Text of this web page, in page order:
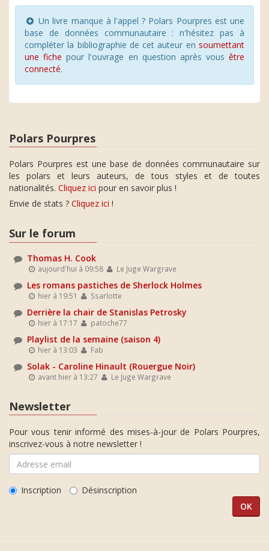
Un livre manque à l'appel ? Polars Pourpres est une
base de données communautaire : n'hésitez pas à
compléter la bibliographie de cet auteur en soumettant
une fiche pour l'ouvrage en question après vous être
connecté.
Polars Pourpres
Polars Pourpres est une base de données communautaire sur
les polars et leurs auteurs, de tous styles et de toutes
nationalités. Cliquez ici pour en savoir plus !
Envie de stats ? Cliquez ici !
Sur le forum
Thomas H. Cook
aujourd'hui à 09:58 Le Juge Wargrave
Les romans pastiches de Sherlock Holmes
hier à 19:51 Ssarlotte
Derrière la chair de Stanislas Petrosky
hier à 17:17 patoche77
Playlist de la semaine (saison 4)
hier à 13:03 Fab
Solak - Caroline Hinault (Rouergue Noir)
avant hier à 13:27 Le Juge Wargrave
Newsletter
Pour vous tenir informé des mises-à-jour de Polars Pourpres,
inscrivez-vous à notre newsletter !
Inscription Désinscription